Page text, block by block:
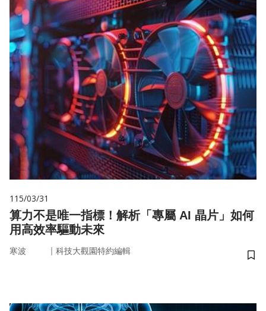
115/03/31
算力不是唯一指標！解析「專屬 AI 晶片」如何
用高效率驅動未來
寒波 ｜ 科技大觀園特約編輯
儲